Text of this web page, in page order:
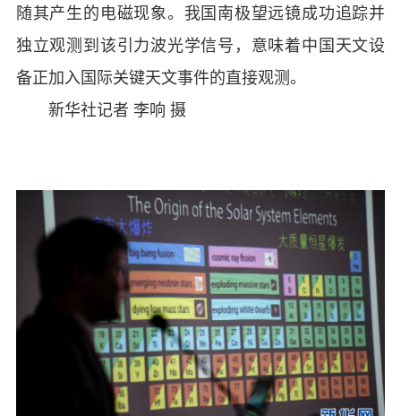
随其产生的电磁现象。我国南极望远镜成功追踪并
独立观测到该引力波光学信号，意味着中国天文设
备正加入国际关键天文事件的直接观测。
新华社记者 李响 摄